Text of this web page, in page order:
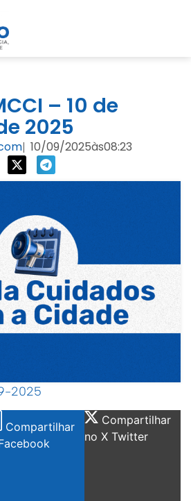
– 10 de
2025
| 10/09/2025às08:23
2025
Compartilhar
Compartilhar
no X Twitter